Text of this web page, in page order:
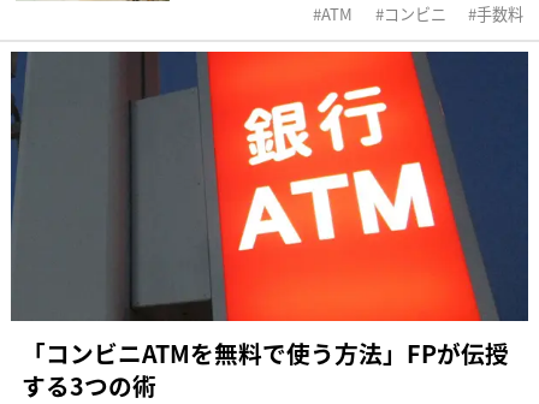
ATM コンビニ 手数料
「コンビニATMを無料で使う方法」FPが伝授
する3つの術